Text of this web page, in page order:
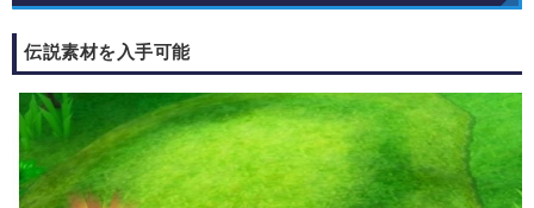
伝説素材を入手可能